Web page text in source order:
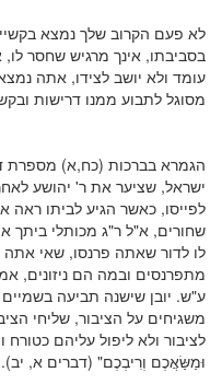
לא פעם הקרוב שלך נמצא
בסביבתו, אינך מרגיש שחסר
עומד ולא יושב לצידו, אתה
מסוגל לתבוע ממנו דרישות
הגמרא בברכות (כח,א) מספרת
ישראל, שציער את ר' יהושע
לפייסו, כאשר הגיע לביתו
שחורים, א"ל ר"ג מכותלי ביתך
לו לדור שאתה פרנסו, שאי
מתפרנסים ובמה הם ניזונים,
ע"ש. יובן שישנה תביעה
משגיחים על הציבור, שליחי
לציבור ולא ליפול עליהם
וּמַשַּׂאֲכֶם וְרִיבְכֶם" (דברים א, יב).